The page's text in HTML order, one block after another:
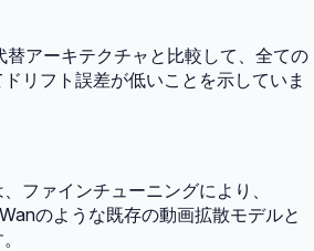
替アーキテクチャと比較して、全ての
リフト誤差が低いことを示していま
ファインチューニングにより、
のような既存の動画拡散モデルと